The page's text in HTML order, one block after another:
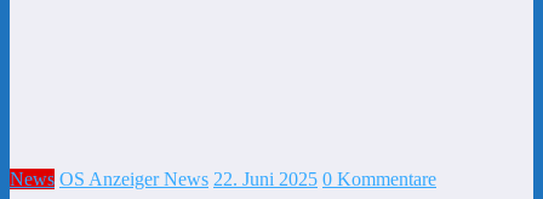
News OS Anzeiger News 22. Juni 2025 0 Kommentare